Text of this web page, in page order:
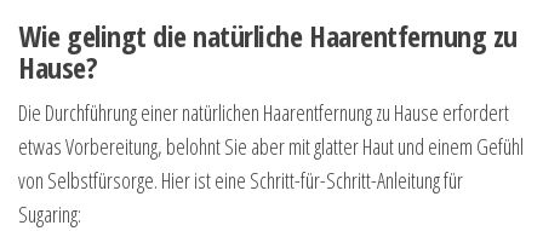
Wie gelingt die natürliche Haarentfernung zu
Hause?
Die Durchführung einer natürlichen Haarentfernung zu Hause erfordert
etwas Vorbereitung, belohnt Sie aber mit glatter Haut und einem Gefühl
von Selbstfürsorge. Hier ist eine Schritt-für-Schritt-Anleitung für
Sugaring: